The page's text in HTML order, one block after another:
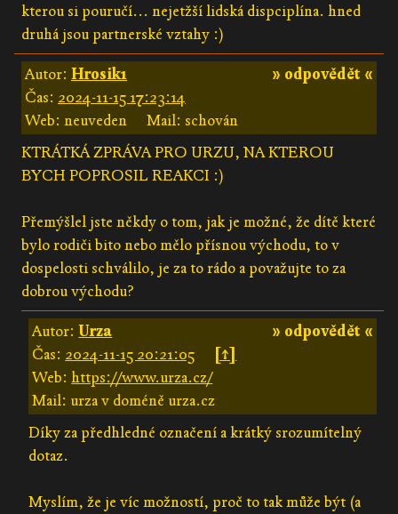
kterou si pouručí... nejetžší lidská dispciplína. hned
druhá jsou partnerské vztahy :)
» odpovědět «
Autor: Hrosik1
Čas: 2024-11-15 17:23:14
Web: neuveden
Mail: schován
KTRÁTKÁ ZPRÁVA PRO URZU, NA KTEROU
BYCH POPROSIL REAKCI :)
Přemýšlel jste někdy o tom, jak je možné, že dítě které
bylo rodiči bito nebo mělo přísnou východu, to v
dospelosti schválilo, je za to rádo a považujte to za
dobrou východu?
» odpovědět «
Autor:Urza
Čas: 2024-11-15 20:21:05
[↑]
Web:https://www.urza.cz/
Mail: urza v doméně urza.cz
Díky za předhledné označení a krátký srozumítelný
dotaz.
Myslím, že je víc možností, proč to tak může být (a